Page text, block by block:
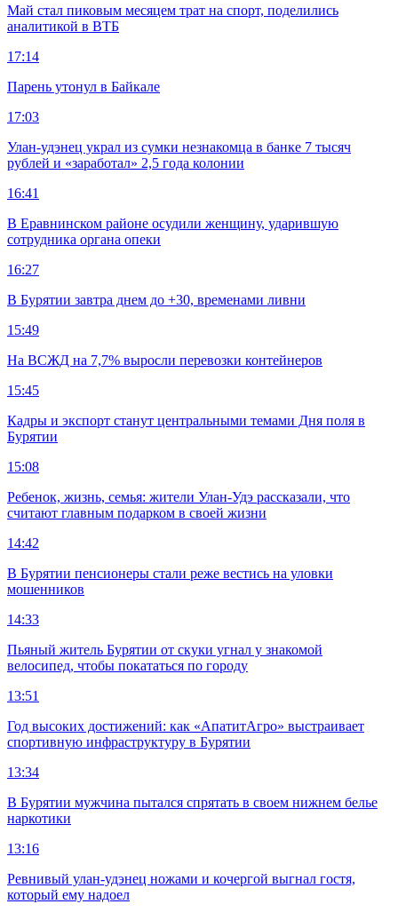
Май стал пиковым месяцем трат на спорт, поделились
аналитикой в ВТБ
17:14
Парень утонул в Байкале
17:03
Улан-удэнец украл из сумки незнакомца в банке 7 тысяч
рублей и «заработал» 2,5 года колонии
16:41
В Еравнинском районе осудили женщину, ударившую
сотрудника органа опеки
16:27
В Бурятии завтра днем до +30, временами ливни
15:49
На ВСЖД на 7,7% выросли перевозки контейнеров
15:45
Кадры и экспорт станут центральными темами Дня поля в
Бурятии
15:08
Ребенок, жизнь, семья: жители Улан-Удэ рассказали, что
считают главным подарком в своей жизни
14:42
В Бурятии пенсионеры стали реже вестись на уловки
мошенников
14:33
Пьяный житель Бурятии от скуки угнал у знакомой
велосипед, чтобы покататься по городу
13:51
Год высоких достижений: как «АпатитАгро» выстраивает
спортивную инфраструктуру в Бурятии
13:34
В Бурятии мужчина пытался спрятать в своем нижнем белье
наркотики
13:16
Ревнивый улан-удэнец ножами и кочергой выгнал гостя,
который ему надоел